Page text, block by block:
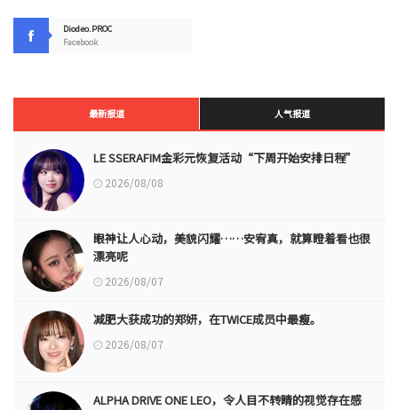
Diodeo.PROC
Facebook
最新报道 人气报道
LE SSERAFIM金彩元恢复活动“下周开始安排日程”
2026/08/08
眼神让人心动，美貌闪耀……安宥真，就算瞪着看也很
漂亮呢
2026/08/07
减肥大获成功的郑妍，在TWICE成员中最瘦。
2026/08/07
ALPHA DRIVE ONE LEO，令人目不转睛的视觉存在感